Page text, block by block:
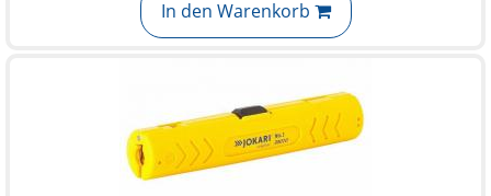
In den Warenkorb